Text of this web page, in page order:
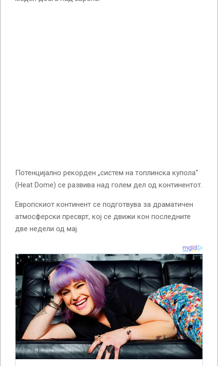
Потенцијално рекорден „систем на топлинска купола“
(Heat Dome) се развива над голем дел од континентот.
Европскиот континент се подготвува за драматичен
атмосферски пресврт, кој се движи кон последните
две недели од мај.